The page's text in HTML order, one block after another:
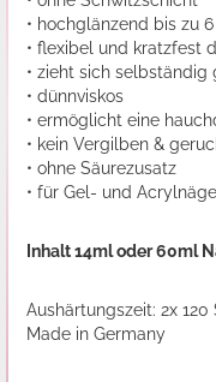
• hochglänzend bis zu
• flexibel und kratzfest
• zieht sich selbständig
• dünnviskos
• ermöglicht eine
• kein Vergilben &
• ohne Säurezusatz
• für Gel- und
Inhalt 14ml oder 60ml
Aushärtungszeit: 2x
Made in Germany